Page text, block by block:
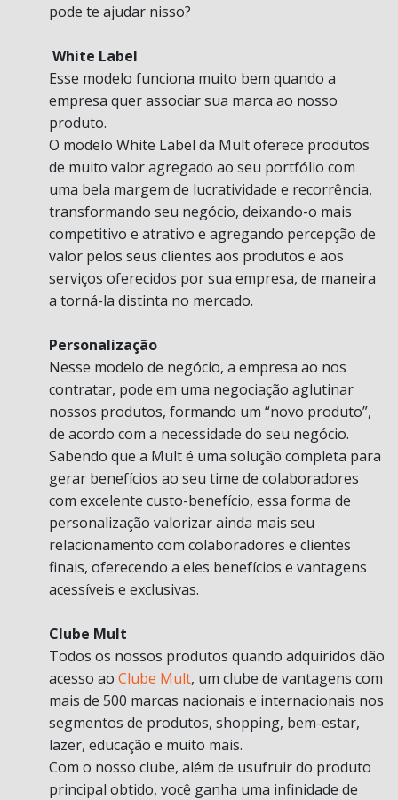
pode te ajudar nisso?
White Label
Esse modelo funciona muito bem quando a
empresa quer associar sua marca ao nosso
produto.
O modelo White Label da Mult oferece produtos
de muito valor agregado ao seu portfólio com
uma bela margem de lucratividade e recorrência,
transformando seu negócio, deixando-o mais
competitivo e atrativo e agregando percepção de
valor pelos seus clientes aos produtos e aos
serviços oferecidos por sua empresa, de maneira
a torná-la distinta no mercado.
Personalização
Nesse modelo de negócio, a empresa ao nos
contratar, pode em uma negociação aglutinar
nossos produtos, formando um “novo produto”,
de acordo com a necessidade do seu negócio.
Sabendo que a Mult é uma solução completa para
gerar benefícios ao seu time de colaboradores
com excelente custo-benefício, essa forma de
personalização valorizar ainda mais seu
relacionamento com colaboradores e clientes
finais, oferecendo a eles benefícios e vantagens
acessíveis e exclusivas.
Clube Mult
Todos os nossos produtos quando adquiridos dão
acesso ao Clube Mult, um clube de vantagens com
mais de 500 marcas nacionais e internacionais nos
segmentos de produtos, shopping, bem-estar,
lazer, educação e muito mais.
Com o nosso clube, além de usufruir do produto
principal obtido, você ganha uma infinidade de